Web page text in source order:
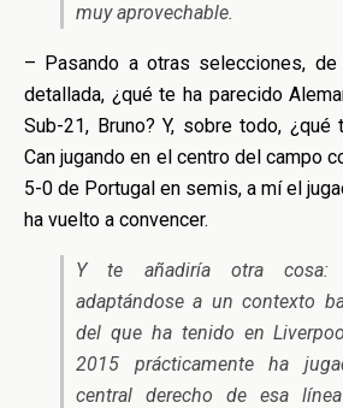
muy aprovechable.
– Pasando a otras selecciones,
detallada, ¿qué te ha parecido
Sub-21, Bruno? Y, sobre todo, ¿qué
Can jugando en el centro del campo
5-0 de Portugal en semis, a mí el
ha vuelto a convencer.
Y te añadiría otra
adaptándose a un contexto
del que ha tenido en
2015 prácticamente ha
central derecho de esa